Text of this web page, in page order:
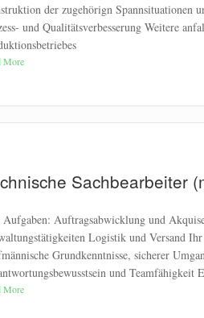
der zugehörign Spannsituationen
und Qualitätsverbesserung Weitere
More
Sachbearbeiter
Auftragsabwicklung und
Logistik und Versand
Grundkenntnisse, sicherer
und Teamfähigkeit
More